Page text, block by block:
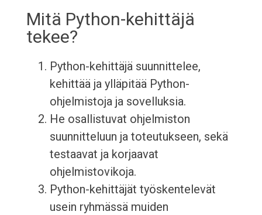
Mitä Python-kehittäjä
tekee?
Python-kehittäjä suunnittelee,
kehittää ja ylläpitää Python-
ohjelmistoja ja sovelluksia.
He osallistuvat ohjelmiston
suunnitteluun ja toteutukseen, sekä
testaavat ja korjaavat
ohjelmistovikoja.
Python-kehittäjät työskentelevät
usein ryhmässä muiden